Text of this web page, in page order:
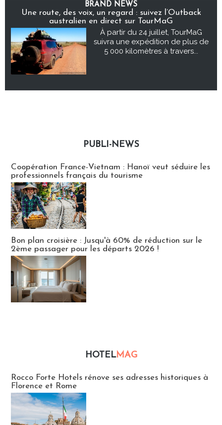
BRAND NEWS
Une route, des voix, un regard : suivez l’Outback
australien en direct sur TourMaG
À partir du 24 juillet, TourMaG
suivra une expédition de plus de
5 000 kilomètres à travers...
PUBLI-NEWS
Coopération France-Vietnam : Hanoï veut séduire les
professionnels français du tourisme
Bon plan croisière : Jusqu'à 60% de réduction sur le
2ème passager pour les départs 2026 !
HOTELMAG
Rocco Forte Hotels rénove ses adresses historiques à
Florence et Rome